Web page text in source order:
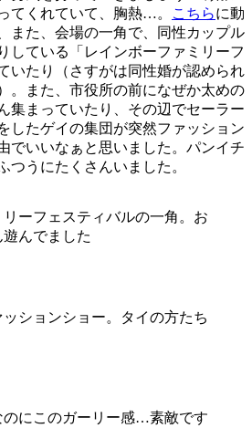
てくれていて、胸熱…。
こちらに動
また、会場の一角で、同性カップル
している「レインボーファミリーフ
いたり（さすがは同性婚が認められ
。また、市役所の前になぜか太めの
集まっていたり、その辺でセーラー
したゲイの集団が突然ファッション
でいいなぁと思いました。パンイチ
つうにたくさんいました。
ーフェスティバルの一角。お
んでました
ションショー。タイの方たち
のにこのガーリー感…素敵です